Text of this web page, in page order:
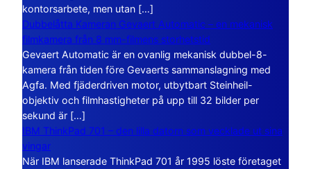
kontorsarbete, men utan […]
Dubbelåtta Kameran Gevaert Automatic – en mekanisk
filmkamera från 8 mm-filmens storhetstid
Gevaert Automatic är en ovanlig mekanisk dubbel-8-
kamera från tiden före Gevaerts sammanslagning med
Agfa. Med fjäderdriven motor, utbytbart Steinheil-
objektiv och filmhastigheter på upp till 32 bilder per
sekund är […]
IBM ThinkPad 701 – den lilla datorn som vecklade ut sina
vingar
När IBM lanserade ThinkPad 701 år 1995 löste företaget